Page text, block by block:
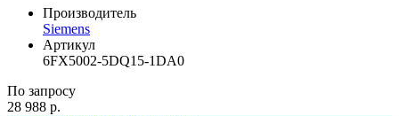
Производитель
Siemens
Артикул
6FX5002-5DQ15-1DA0
По запросу
28 988 р.